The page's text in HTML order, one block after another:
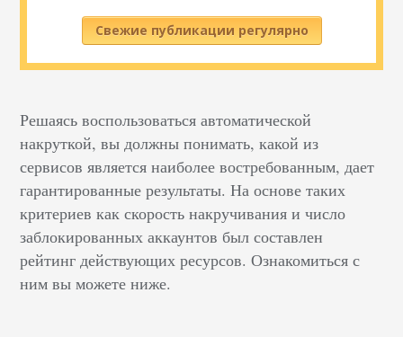
Свежие публикации регулярно
Решаясь воспользоваться автоматической
накруткой, вы должны понимать, какой из
сервисов является наиболее востребованным, дает
гарантированные результаты. На основе таких
критериев как скорость накручивания и число
заблокированных аккаунтов был составлен
рейтинг действующих ресурсов. Ознакомиться с
ним вы можете ниже.